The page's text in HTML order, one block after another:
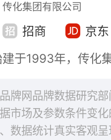
传化集团有限公司
招商 京东
牌网品牌数据研究
市场及参数条件变
数据统计真实客观